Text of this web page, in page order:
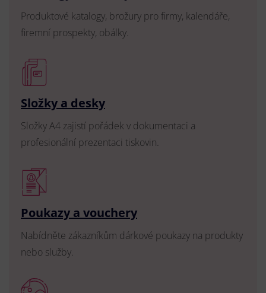
Produktové katalogy, brožury pro firmy, kalendáře,
firemní prospekty, obálky.
Složky a desky
Složky A4 zajistí pořádek v dokumentaci a
profesionální prezentaci tiskovin.
Poukazy a vouchery
Nabídněte zákazníkům dárkové poukazy na produkty
nebo služby.